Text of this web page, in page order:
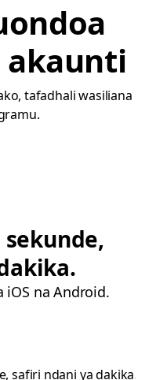
tafadhali wasiliana
iOS na Android.